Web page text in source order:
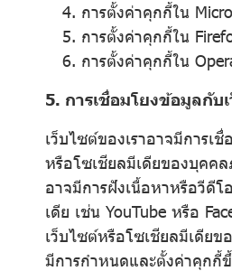
การตั้งค่าคุกกี้ใน
การตั้งค่าคุกกี้ใน
การตั้งค่าคุกกี้ใน
5. การเชื่อมโยงข้อมูลกับ
เว็บไซต์ของเราอาจมีการเ
หรือโซเชียลมีเดียของบุคค
อาจมีการฝังเนื้อหาหรือวีดี
เดีย เช่น YouTube หรือ
เว็บไซต์หรือโซเชียลมีเดีย
มีการกำหนดและตั้งค่าคุกกี้ขึ้